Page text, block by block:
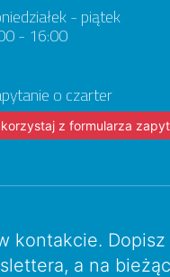
- piątek
- 16:00
o czarter
z formularza
kontakcie.
a na